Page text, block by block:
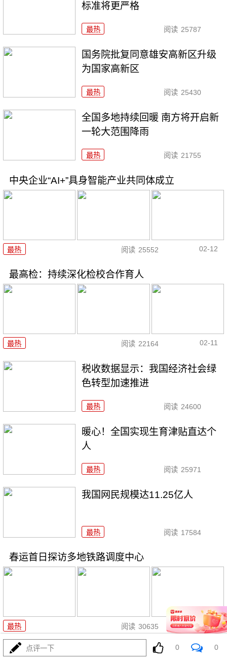
标准将更严格
最热 阅读 25787
国务院批复同意雄安高新区升级
为国家高新区
最热 阅读 25430
全国多地持续回暖 南方将开启新
一轮大范围降雨
最热 阅读 21755
中央企业“AI+”具身智能产业共同体成立
最热 阅读 25552 02-12
最高检：持续深化检校合作育人
最热 阅读 22164 02-11
税收数据显示：我国经济社会绿
色转型加速推进
最热 阅读 24600
暖心！全国实现生育津贴直达个
人
最热 阅读 25971
我国网民规模达11.25亿人
最热 阅读 17584
春运首日探访多地铁路调度中心
最热 阅读 30635 02-03
2026年“我们的中国梦——文化进
点评一下 0 0